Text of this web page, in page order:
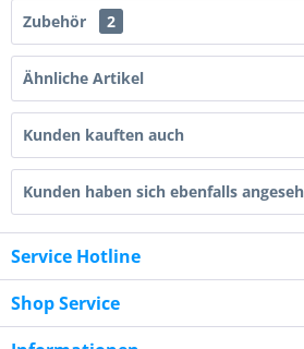
Zubehör 2
Ähnliche Artikel
Kunden kauften auch
Kunden haben sich ebenfalls
Service Hotline
Shop Service